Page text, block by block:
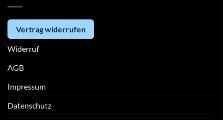
Vertrag widerrufen
Widerruf
AGB
Impressum
Datenschutz